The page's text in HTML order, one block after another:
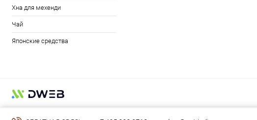
Хна для мехенди
Чай
Японские средства